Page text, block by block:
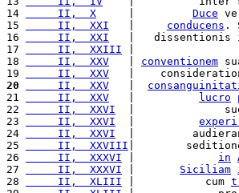
14
     II,  X
Duce
15
     II,  XXI
conducens .
16
     II,  XXI
|   dissentionis
17
     II,  XXIII
18
     II,  XXV
conventionem
19
     II,  XXV
|
20
     II,  XXV
21
     II,  XXV
lucro
22
     II,  XXVI
|
23
     II,  XXVI
24
     II,  XXVI
|
25
     II,  XXVIII
|
26
     II,  XXXVI
in
27
     II,  XXXVI
Siciliam
28
     II,  XLIII
|           cum